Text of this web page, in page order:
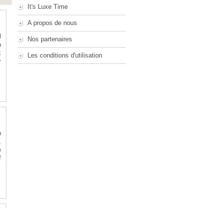
It's Luxe Time
A propos de nous
Nos partenaires
Les conditions d'utilisation